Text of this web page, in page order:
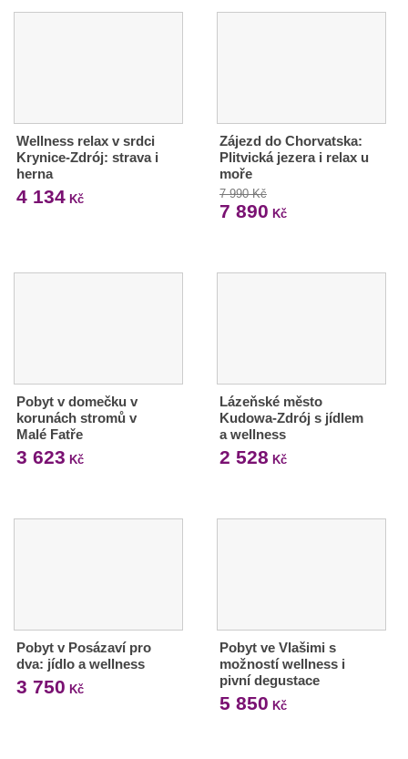
Wellness relax v srdci
Krynice-Zdrój: strava i
herna
4 134 Kč
Zájezd do Chorvatska:
Plitvická jezera i relax u
moře
7 990 Kč
7 890 Kč
Pobyt v domečku v
korunách stromů v
Malé Fatře
3 623 Kč
Lázeňské město
Kudowa-Zdrój s jídlem
a wellness
2 528 Kč
Pobyt v Posázaví pro
dva: jídlo a wellness
3 750 Kč
Pobyt ve Vlašimi s
možností wellness i
pivní degustace
5 850 Kč